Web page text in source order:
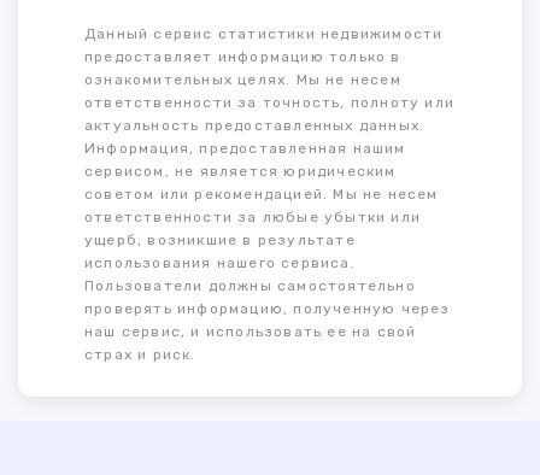
Данный сервис статистики недвижимости
предоставляет информацию только в
ознакомительных целях. Мы не несем
ответственности за точность, полноту или
актуальность предоставленных данных.
Информация, предоставленная нашим
сервисом, не является юридическим
советом или рекомендацией. Мы не несем
ответственности за любые убытки или
ущерб, возникшие в результате
использования нашего сервиса.
Пользователи должны самостоятельно
проверять информацию, полученную через
наш сервис, и использовать ее на свой
страх и риск.